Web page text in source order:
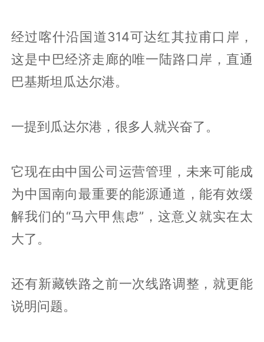
经过喀什沿国道314可达红其拉甫口岸，
这是中巴经济走廊的唯一陆路口岸，直通
巴基斯坦瓜达尔港。
一提到瓜达尔港，很多人就兴奋了。
它现在由中国公司运营管理，未来可能成
为中国南向最重要的能源通道，能有效缓
解我们的“马六甲焦虑”，这意义就实在太
大了。
还有新藏铁路之前一次线路调整，就更能
说明问题。